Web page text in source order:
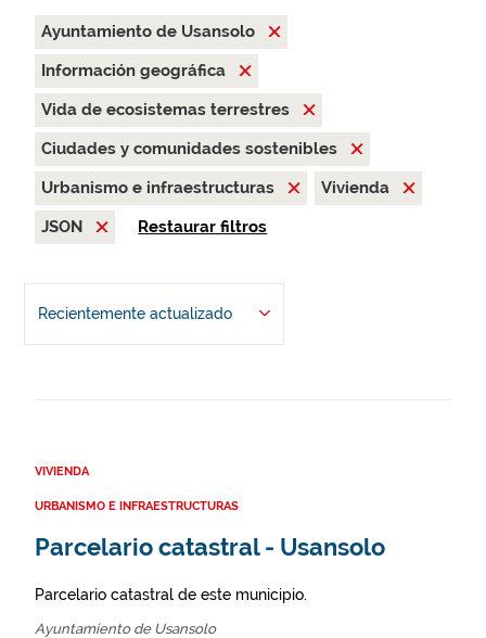
Ayuntamiento de Usansolo
Información geográfica
Vida de ecosistemas terrestres
Ciudades y comunidades sostenibles
Urbanismo e infraestructuras
Vivienda
JSON
Restaurar filtros
Recientemente actualizado
VIVIENDA
URBANISMO E INFRAESTRUCTURAS
Parcelario catastral - Usansolo
Parcelario catastral de este municipio.
Ayuntamiento de Usansolo